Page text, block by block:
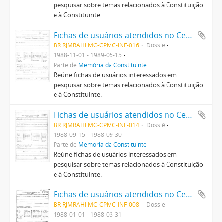
pesquisar sobre temas relacionados à Constituição
e à Constituinte
Fichas de usuários atendidos no Centro Pró-Memória da Constituinte
BR RJMRAHI MC-CPMC-INF-016
Dossiê
1988-11-01 - 1989-05-15
Parte de Memória da Constituinte
Reúne fichas de usuários interessados em
pesquisar sobre temas relacionados à Constituição
e à Constituinte.
Fichas de usuários atendidos no Centro Pró-Memória da Constituinte
BR RJMRAHI MC-CPMC-INF-014
Dossiê
1988-09-15 - 1988-09-30
Parte de Memória da Constituinte
Reúne fichas de usuários interessados em
pesquisar sobre temas relacionados à Constituição
e à Constituinte.
Fichas de usuários atendidos no Centro Pró-Memória da Constituinte
BR RJMRAHI MC-CPMC-INF-008
Dossiê
1988-01-01 - 1988-03-31